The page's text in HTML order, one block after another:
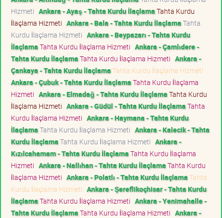
Hizmeti Ankara - Ayaş - Tahta Kurdu İlaçlamaTahta Kurdu
İlaçlama Hizmeti Ankara - Bala - Tahta Kurdu İlaçlamaTahta
Kurdu İlaçlama Hizmeti Ankara - Beypazarı - Tahta Kurdu
İlaçlamaTahta Kurdu İlaçlama Hizmeti Ankara - Çamlıdere -
Tahta Kurdu İlaçlamaTahta Kurdu İlaçlama Hizmeti Ankara -
Çankaya - Tahta Kurdu İlaçlamaTahta Kurdu İlaçlama Hizmeti
Ankara - Çubuk - Tahta Kurdu İlaçlamaTahta Kurdu İlaçlama
Hizmeti Ankara - Elmadağ - Tahta Kurdu İlaçlamaTahta Kurdu
İlaçlama Hizmeti Ankara - Güdül - Tahta Kurdu İlaçlamaTahta
Kurdu İlaçlama Hizmeti Ankara - Haymana - Tahta Kurdu
İlaçlamaTahta Kurdu İlaçlama Hizmeti Ankara - Kalecik - Tahta
Kurdu İlaçlamaTahta Kurdu İlaçlama Hizmeti Ankara -
Kızılcahamam - Tahta Kurdu İlaçlamaTahta Kurdu İlaçlama
Hizmeti Ankara - Nallıhan - Tahta Kurdu İlaçlamaTahta Kurdu
İlaçlama Hizmeti Ankara - Polatlı - Tahta Kurdu İlaçlamaTahta
Kurdu İlaçlama Hizmeti Ankara - Şereflikoçhisar - Tahta Kurdu
İlaçlamaTahta Kurdu İlaçlama Hizmeti Ankara - Yenimahalle -
Tahta Kurdu İlaçlamaTahta Kurdu İlaçlama Hizmeti Ankara -